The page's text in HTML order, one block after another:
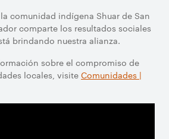
comunidad indígena Shuar de San
comparte los resultados sociales
brindando nuestra alianza.
sobre el compromiso de
locales, visite Comunidades |